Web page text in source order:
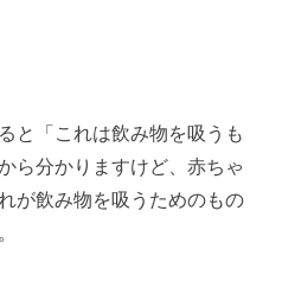
と「これは飲み物を吸うも
ら分かりますけど、赤ちゃ
が飲み物を吸うためのもの